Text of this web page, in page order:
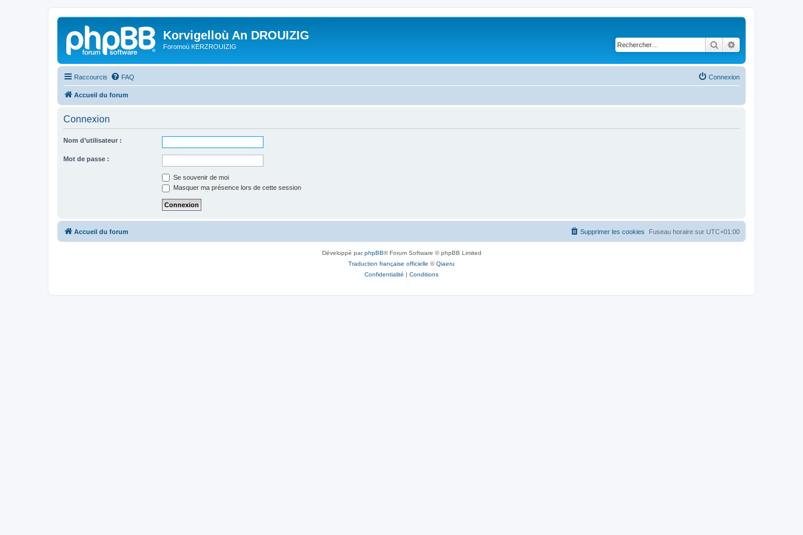
Korvigelloù An DROUIZIG
Foromoù KERZROUIZIG Rechercher
Raccourcis FAQ Connexion
Accueil du forum
Connexion
Nom d’utilisateur :
Mot de passe :
Se souvenir de moi
Masquer ma présence lors de cette session
Accueil du forum Fuseau horaire sur UTC+01:00
Supprimer les cookies
Développé parphpBB® Forum Software © phpBB Limited
Traduction française officielle ©Qiaeru
Confidentialité | Conditions